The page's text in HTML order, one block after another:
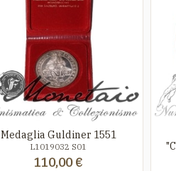
Medaglia Guldiner 1551
L1019032 S01
110,00 €